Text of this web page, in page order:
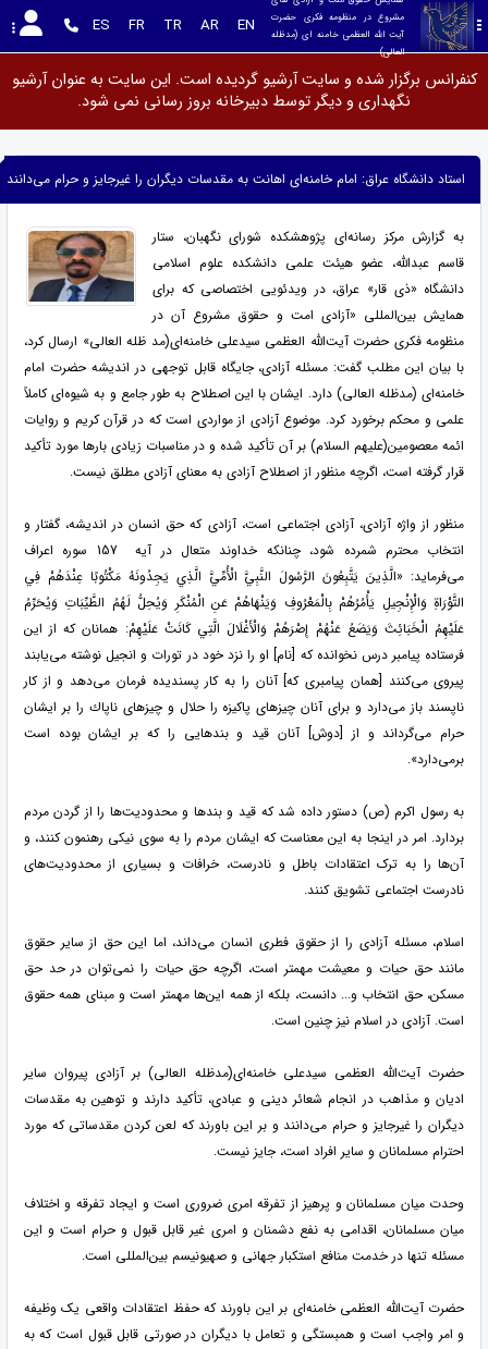
العالی)
EN
AR
TR
FR
ES
کنفرانس برگزار شده و سایت آرشیو گردیده است. این سایت به عنوان آرشیو
نگهداری و دیگر توسط دبیرخانه بروز رسانی نمی شود.
استاد دانشگاه عراق: امام خامنه‌ای اهانت به مقدسات دیگران را غیرجایز و حرام می‌دانند
به گزارش مرکز رسانه‌ای پژوهشکده شورای نگهبان، ستار
قاسم عبدالله، عضو هیئت علمی دانشکده علوم اسلامی
دانشگاه «ذی قار» عراق، در ویدئویی اختصاصی که برای
همایش بین‌المللی «آزادی امت و حقوق مشروع آن در
منظومه فکری حضرت آیت‌الله العظمی سیدعلی خامنه‌ای(مد ظله العالی» ارسال کرد،
با بیان این مطلب گفت: مسئله آزادی، جایگاه قابل توجهی در اندیشه حضرت امام
خامنه‌ای (مدظله العالی) دارد. ایشان با این اصطلاح به طور جامع و به شیوه‌ای کاملاً
علمی و محکم برخورد کرد. موضوع آزادی از مواردی است که در قرآن کریم و روایات
ائمه معصومین(علیهم السلام) بر آن تأکید شده و در مناسبات زیادی بارها مورد تأکید
قرار گرفته است، اگرچه منظور از اصطلاح آزادی به معنای آزادی مطلق نیست.
منظور از واژه آزادی، آزادی اجتماعی است، آزادی که حق انسان در اندیشه، گفتار و
انتخاب محترم شمرده شود، چنانکه خداوند متعال در آیه 157 سوره اعراف
می‌فرماید: «الَّذِينَ يَتَّبِعُونَ الرَّسُولَ النَّبِيَّ الْأُمِّيَّ الَّذِي يَجِدُونَهُ مَكْتُوبًا عِنْدَهُمْ فِي
التَّوْرَاةِ وَالْإِنْجِيلِ يَأْمُرُهُمْ بِالْمَعْرُوفِ وَيَنْهَاهُمْ عَنِ الْمُنْكَرِ وَيُحِلُّ لَهُمُ الطَّيِّبَاتِ وَيُحَرِّمُ
عَلَيْهِمُ الْخَبَائِثَ وَيَضَعُ عَنْهُمْ إِصْرَهُمْ وَالْأَغْلَالَ الَّتِي كَانَتْ عَلَيْهِمْ: همانان كه از اين
فرستاده پيامبر درس نخوانده كه [نام] او را نزد خود در تورات و انجيل نوشته مى‌‌يابند
پيروى مى‌كنند [همان پيامبرى كه] آنان را به كار پسنديده فرمان مى‏‌دهد و از كار
ناپسند باز مى‌دارد و براى آنان چيزهاى پاكيزه را حلال و چيزهاى ناپاك را بر ايشان
حرام مى‏‌گرداند و از [دوش] آنان قيد و بندهايى را كه بر ايشان بوده است
برمى‌دارد».
به رسول اکرم (ص) دستور داده شد که قید و بندها و محدودیت‌ها را از گردن مردم
بردارد. امر در اینجا به این معناست که ایشان مردم را به سوی نیکی رهنمون ‌کنند، و
آن‌ها را به ترک اعتقادات باطل و نادرست، خرافات و بسیاری از محدودیت‌های
نادرست اجتماعی تشویق کنند.
اسلام، مسئله آزادی را از حقوق فطری انسان می‌داند، اما این حق از سایر حقوق
مانند حق حیات و معیشت مهمتر است، اگرچه حق حیات را نمی‌توان در حد حق
مسکن، حق انتخاب و... دانست، بلکه از همه این‌ها مهمتر است و مبنای همه حقوق
است. آزادی در اسلام نیز چنین است.
حضرت آیت‌الله العظمی سیدعلی خامنه‌ای(مدظله العالی) بر آزادی پیروان سایر
ادیان و مذاهب در انجام شعائر دینی و عبادی، تأکید دارند و توهین به مقدسات
دیگران را غیرجایز و حرام می‌دانند و بر این باورند که لعن کردن مقدساتی که مورد
احترام مسلمانان و سایر افراد است، جایز نیست.
وحدت میان مسلمانان و پرهیز از تفرقه امری ضروری است و ایجاد تفرقه و اختلاف
میان مسلمانان، اقدامی به نفع دشمنان و امری غیر قابل قبول و حرام است و این
مسئله تنها در خدمت منافع استکبار جهانی و صهیونیسم بین‌المللی است.
حضرت آیت‌الله العظمی خامنه‌ای بر این باورند که حفظ اعتقادات واقعی یک وظیفه
و امر واجب است و همبستگی و تعامل با دیگران در صورتی قابل قبول است که به